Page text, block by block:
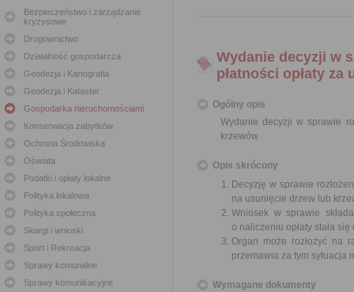
Bezpieczeństwo i zarządzanie
kryzysowe
Drogownictwo
Działalność gospodarcza
Geodezja i Kartografia
Geodezja i Kataster
Gospodarka nieruchomościami
Konserwacja zabytków
Ochrona Środowiska
Oświata
Podatki i opłaty lokalne
Polityka lokalowa
Polityka społeczna
Skargi i wnioski
Sport i Rekreacja
Sprawy komunalne
Sprawy komunikacyjne
Wydanie decyzji w
płatności opłaty
Ogólny opis
Wydanie decyzji w sprawie
krzewów
Opis skrócony
Decyzję w sprawie
na usunięcie drzew lub
Wniosek w sprawie
o naliczeniu opłaty stała się
Organ może rozłożyć na
przemawia za tym sytuacja
Wymagane dokumenty